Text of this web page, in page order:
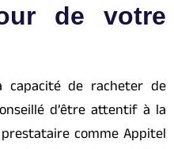
de votre
capacité de racheter de
d’être attentif à la
comme Appitel